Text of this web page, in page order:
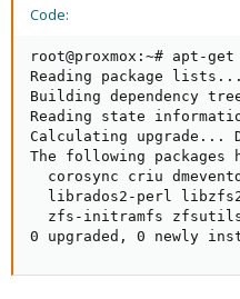
Code:
root@proxmox:~# apt-get
Reading package lists...
Building
Reading state
Calculating upgrade...
The following packages
corosync criu
librados2-perl
zfs-initramfs
0 upgraded, 0 newly